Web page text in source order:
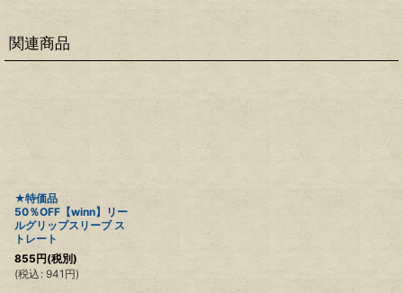
関連商品
★特価品
50％OFF【winn】リー
ルグリップスリーブ ス
トレート
855円(税別)
(税込 : 941 円)